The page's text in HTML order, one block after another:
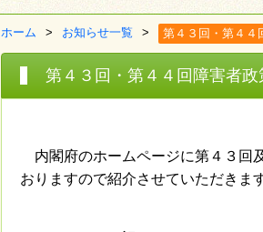
ホーム お知らせ一覧 第４３回・第４
第４３回・第４４回障害者
内閣府のホームページに第４３回
おりますので紹介させていただきます